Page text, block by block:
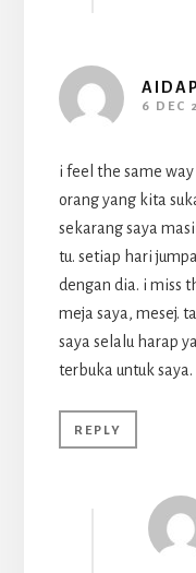
6 DEC
i feel the same way
orang yang kita
sekarang saya
tu. setiap hari
dengan dia. i miss
meja saya, mesej.
saya selalu harap
terbuka untuk saya.
REPLY